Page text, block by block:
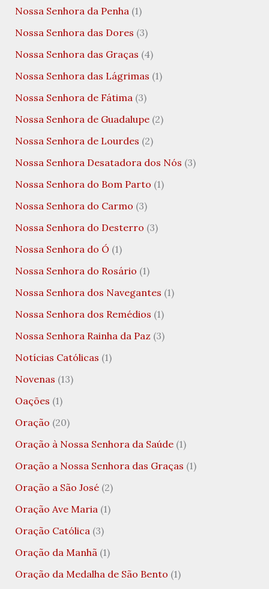
Nossa Senhora da Penha(1)
Nossa Senhora das Dores (3)
Nossa Senhora das Graças (4)
Nossa Senhora das Lágrimas (1)
Nossa Senhora de Fátima(3)
Nossa Senhora de Guadalupe(2)
Nossa Senhora de Lourdes (2)
Nossa Senhora Desatadora dos Nós (3)
Nossa Senhora do Bom Parto (1)
Nossa Senhora do Carmo (3)
Nossa Senhora do Desterro (3)
Nossa Senhora do Ó (1)
Nossa Senhora do Rosário (1)
Nossa Senhora dos Navegantes (1)
Nossa Senhora dos Remédios (1)
Nossa Senhora Rainha da Paz (3)
Notícias Católicas (1)
Novenas (13)
Oações (1)
Oração (20)
Oração à Nossa Senhora da Saúde(1)
Oração a Nossa Senhora das Graças (1)
Oração a São José(2)
Oração Ave Maria(1)
Oração Católica(3)
Oração da Manhã(1)
Oração da Medalha de São Bento (1)